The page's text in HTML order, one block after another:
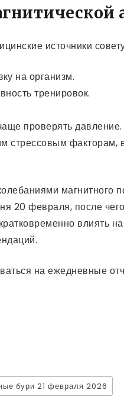
источники
на организм.
тренировок.
проверять давление.
стрессовым факторам,
магнитного
20 февраля, после
влиять
на ежедневные
бури 21 февраля 2026